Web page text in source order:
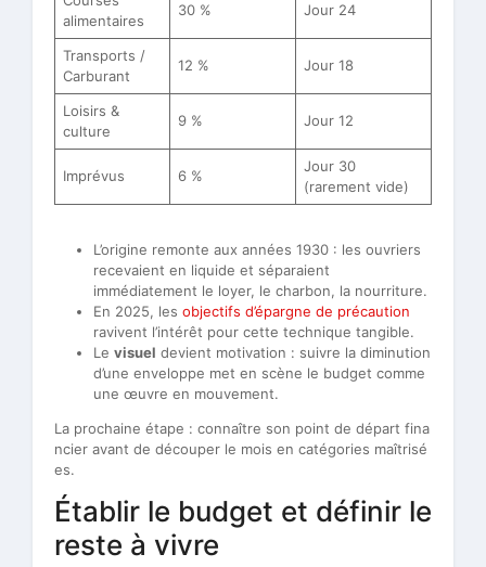
alimentaires
30 % Jour 24
Transports /
Carburant
12 % Jour 18
Loisirs &
culture
9 % Jour 12
Imprévus 6 %
Jour 30
(rarement vide)
L’origine remonte aux années 1930 : les ouvriers
recevaient en liquide et séparaient
immédiatement le loyer, le charbon, la nourriture.
En 2025, les objectifs d’épargne de précaution
ravivent l’intérêt pour cette technique tangible.
Le visuel devient motivation : suivre la diminution
d’une enveloppe met en scène le budget comme
une œuvre en mouvement.
La prochaine étape : connaître son point de départ fina
ncier avant de découper le mois en catégories maîtrisé
es.
Établir le budget et définir le
reste à vivre